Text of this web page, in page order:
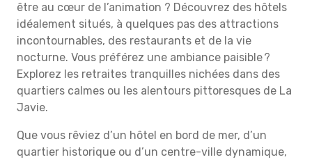
être au cœur de l’animation ? Découvrez des hôtels
idéalement situés, à quelques pas des attractions
incontournables, des restaurants et de la vie
nocturne. Vous préférez une ambiance paisible ?
Explorez les retraites tranquilles nichées dans des
quartiers calmes ou les alentours pittoresques de La
Javie.
Que vous rêviez d’un hôtel en bord de mer, d’un
quartier historique ou d’un centre-ville dynamique,